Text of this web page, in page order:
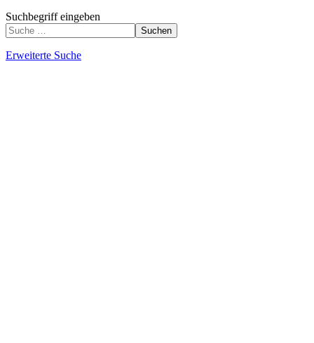
Suchbegriff eingeben
Suchen
Erweiterte Suche